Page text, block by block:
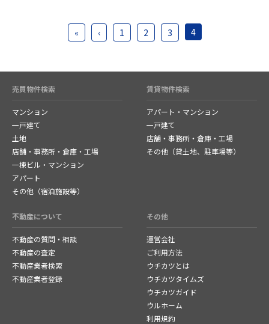
« ‹ 1 2 3 4
売買物件検索
マンション
一戸建て
土地
店舗・事務所・倉庫・工場
一棟ビル・マンション
アパート
その他（宿泊施設等）
賃貸物件検索
アパート・マンション
一戸建て
店舗・事務所・倉庫・工場
その他（貸土地、駐車場等）
不動産について
不動産の質問・相談
不動産の査定
不動産業者検索
不動産業者登録
その他
運営会社
ご利用方法
ウチカツとは
ウチカツタイムズ
ウチカツガイド
ウルホーム
利用規約